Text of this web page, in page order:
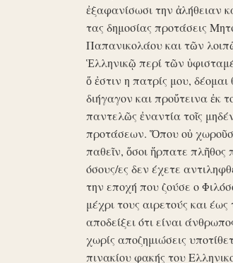
ἐξαφανίσωσι την ἀλήθειαν
τας δημοσίας προτάσεις
Παπανικολάου και τῶν
Ἑλληνικῷ περί τῶν
ὅ ἐστιν η πατρίς μου,
διήγαγον και προὔτεινα ἐκ
παντελῶς ἐναντία τοῖς
προτάσεων. Ὅπου οὐ
παθεῖν, ὅσοι ἥρπατε
όσους/ες δεν έχετε
την εποχή που ζούσε ο
μέχρι τους αιρετούς και
αποδείξει ότι είναι
χωρίς αποζημιώσεις
πινακίου φακής του